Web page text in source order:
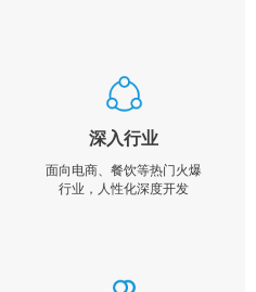
深入行业
面向电商、餐饮等热门火爆
行业，人性化深度开发